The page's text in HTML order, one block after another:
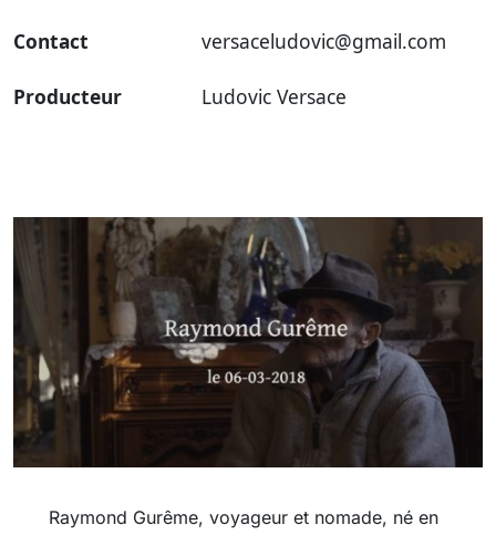
Contact versaceludovic@gmail.com
Producteur Ludovic Versace
Raymond Gurême, voyageur et nomade, né en